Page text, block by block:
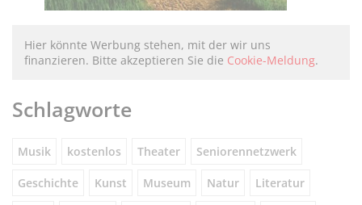
Hier könnte Werbung stehen, mit der wir uns
finanzieren. Bitte akzeptieren Sie die Cookie-Meldung.
Schlagworte
Musik kostenlos Theater Seniorennetzwerk
Geschichte Kunst Museum Natur Literatur